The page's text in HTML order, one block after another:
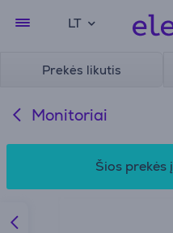
LT
Prekės likutis
Monitoriai
Šios prekės